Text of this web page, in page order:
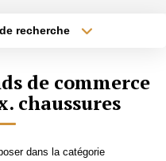
recherche
Surface min
de commerce
chaussures
dans la catégorie